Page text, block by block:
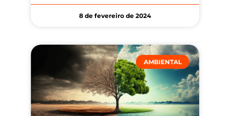
8 de fevereiro de 2024
AMBIENTAL